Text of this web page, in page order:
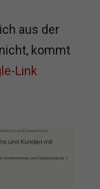
aus der
kommt
Link